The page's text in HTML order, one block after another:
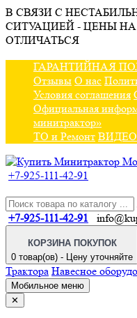
В СВЯЗИ С
СИТУАЦИЕЙ - ЦЕНЫ
ОТЛИЧАТЬСЯ
ГАРАНТИЙНАЯ
Отзывы О нас
Условия соглашения
Официальная
минитрактор»
ТО и Ремонт ВИДЕО
+7-925-111-42-91
+7-925-111-42-91
КОРЗИНА ПОКУПОК
0 товар(ов) - Цену уточняйте
Трактора Навесное
Мобильное меню
✕